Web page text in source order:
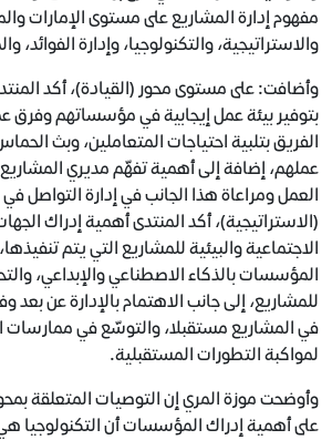
مفهوم إدارة المشاريع على مستوى الإمارات
والاستراتيجية، والتكنولوجيا، وإدارة الفوائد،
وأضافت: على مستوى محور (القيادة)، أكد
بتوفير بيئة عمل إيجابية في مؤسساتهم وفرق
الفريق بتلبية احتياجات المتعاملين، وبث
عملهم، إضافة إلى أهمية تفهّم مديري
العمل ومراعاة هذا الجانب في إدارة التواصل
(الاستراتيجية)، أكد المنتدى أهمية إدراك
الاجتماعية والبيئية للمشاريع التي يتم
المؤسسات بالذكاء الاصطناعي والإبداعي،
للمشاريع، إلى جانب الاهتمام بالإدارة عن بعد
في المشاريع مستقبلا، والتوسّع في
لمواكبة التطورات المستقبلية.
وأوضحت موزة المري إن التوصيات المتعلقة
على أهمية إدراك المؤسسات أن التكنولوجيا